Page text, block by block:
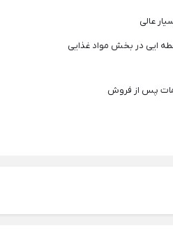
عالی
ایی در بخش مواد غذایی